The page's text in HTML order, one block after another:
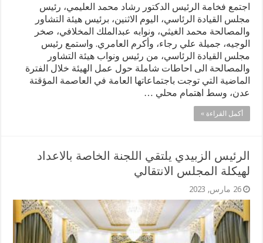
اجتمع فخامة الرئيس الدكتور رشاد محمد العليمي، رئيس
مجلس القيادة الرئاسي، اليوم الاثنين، برئيس هيئة التشاور
والمصالحة محمد الغيثي، ونوابه عبدالملك المخلافي، صخر
الوجيه، جميلة علي رجاء، وأكرم العامري. واستمع رئيس
مجلس القيادة الرئاسي، من رئيس ونواب هيئة التشاور
والمصالحة الى احاطات شاملة حول عمل الهيئة خلال الفترة
الماضية التي توجت باجتماعاتها العامة في العاصمة المؤقتة
عدن، وسط اهتمام محلي …
أكمل القراءة »
الرئيس الزبيدي يلتقي اللجنة الخاصة بالاعداد
لهيكلة المجلس الانتقالي
26 مارس, 2023